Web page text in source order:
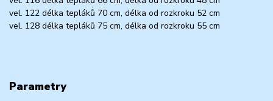
vel. 122 délka tepláků 70 cm, délka od rozkroku 52 cm
vel. 128 délka tepláků 75 cm, délka od rozkroku 55 cm
Parametry